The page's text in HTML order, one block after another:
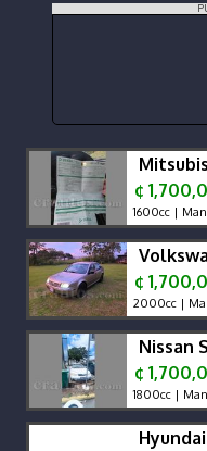
¢
1600cc |
¢
2000cc |
Nissan
¢
1800cc |